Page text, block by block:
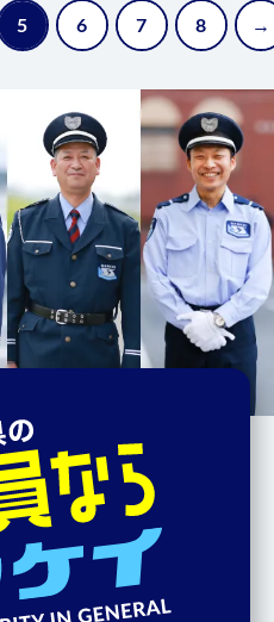
5 6 7 8 →